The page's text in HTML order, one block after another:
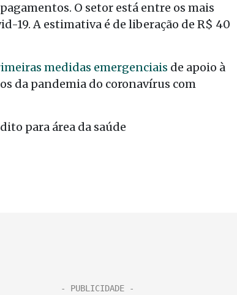
O setor está entre os mais
19. A estimativa é de liberação de R$ 40
medidas emergenciais de apoio à
da pandemia do coronavírus com
para área da saúde